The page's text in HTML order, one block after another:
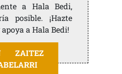
a Hala Bedi,
posible. ¡Hazte
a Hala Bedi!
ZAITEZ